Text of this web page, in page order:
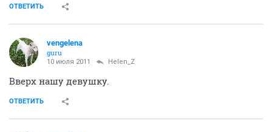
ОТВЕТИТЬ
vengelena
guru
10 июля 2011 Helen_Z
Вверх нашу девушку.
ОТВЕТИТЬ